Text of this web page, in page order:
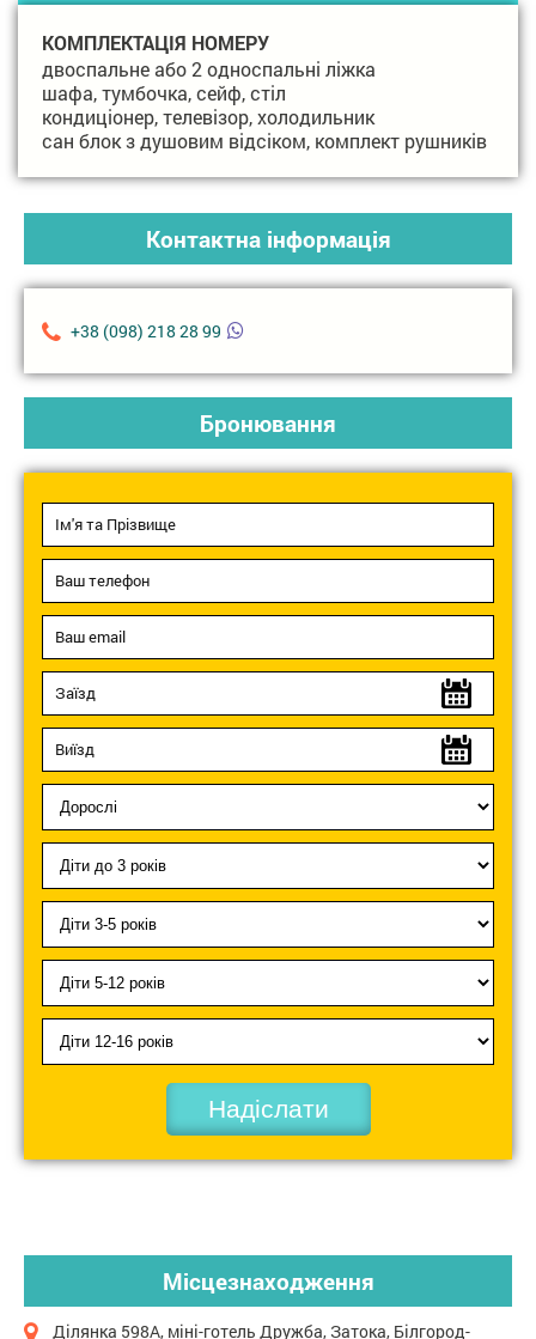
КОМПЛЕКТАЦІЯ НОМЕРУ
двоспальне або 2 односпальні ліжка
шафа, тумбочка, сейф, стіл
кондиціонер, телевізор, холодильник
сан блок з душовим відсіком, комплект рушників
Місцезнаходження
Ділянка 598А, міні-готель Дружба, Затока, Білгород-
Контактна інформація
+38 (098) 218 28 99
Бронювання
Надіслати